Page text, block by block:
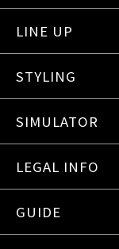
LINE UP
STYLING
SIMULATOR
LEGAL INFO
GUIDE